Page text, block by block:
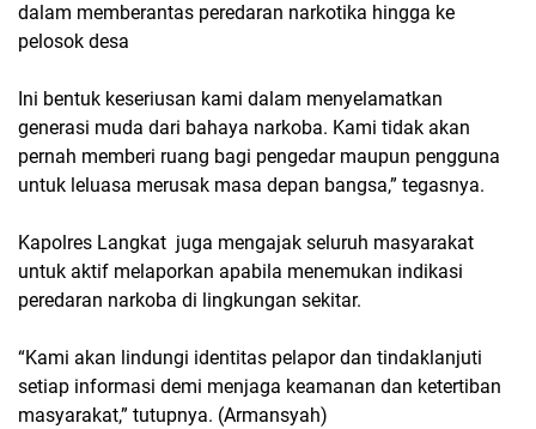
dalam memberantas peredaran narkotika hingga ke
pelosok desa
Ini bentuk keseriusan kami dalam menyelamatkan
generasi muda dari bahaya narkoba. Kami tidak akan
pernah memberi ruang bagi pengedar maupun pengguna
untuk leluasa merusak masa depan bangsa,” tegasnya.
Kapolres Langkat juga mengajak seluruh masyarakat
untuk aktif melaporkan apabila menemukan indikasi
peredaran narkoba di lingkungan sekitar.
“Kami akan lindungi identitas pelapor dan tindaklanjuti
setiap informasi demi menjaga keamanan dan ketertiban
masyarakat,” tutupnya. (Armansyah)